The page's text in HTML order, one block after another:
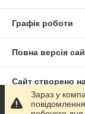
Графік роботи
Повна версія
Сайт створено
Політика
Зараз у